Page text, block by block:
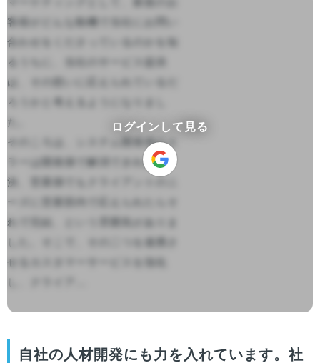
客様がどんな動機で当社にお問い
合わせをくださっているのかを知
るうちに、当社のサービス提供
は、その想いに応えられているだ
ろうかと考えるようになりまし
た。
そのころは、システム開発側のエ
ラーは開発側で解消できれば解
決、営業側でもクライアントのニ
ーズに営業部内で応えられたらそ
れで完結、という雰囲気がありま
した。そこで、その二つを連携さ
せるカスタマーサービスを強化
し、クライア...
ログインして見る
自社の人材開発にも力を入れています。社